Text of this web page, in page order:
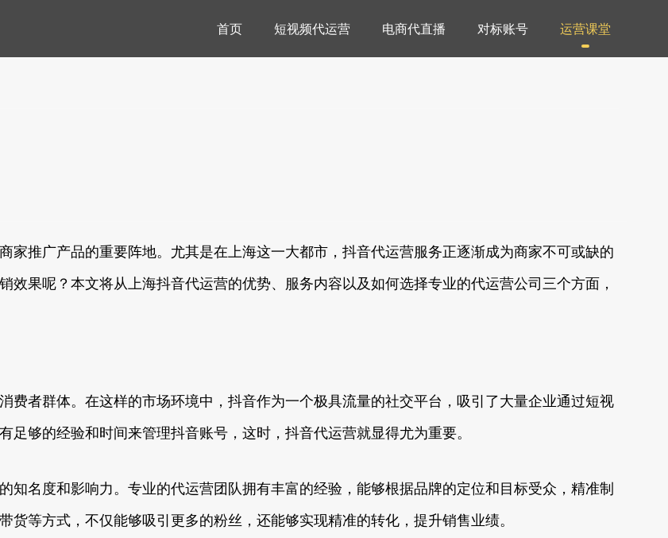
首页 短视频代运营 电商代直播 对标账号 运营课堂
家推广产品的重要阵地。尤其是在上海这一大都市，抖音代运营服务正逐渐成为商家不可或缺的
果呢？本文将从上海抖音代运营的优势、服务内容以及如何选择专业的代运营公司三个方面，
费者群体。在这样的市场环境中，抖音作为一个极具流量的社交平台，吸引了大量企业通过短视
够的经验和时间来管理抖音账号，这时，抖音代运营就显得尤为重要。
知名度和影响力。专业的代运营团队拥有丰富的经验，能够根据品牌的定位和目标受众，精准制
等方式，不仅能够吸引更多的粉丝，还能够实现精准的转化，提升销售业绩。